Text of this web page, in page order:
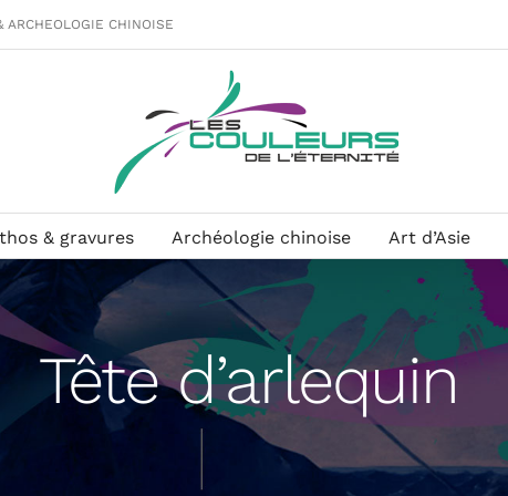
ARCHEOLOGIE CHINOISE
& gravures Archéologie chinoise Art d’Asie
Tête d’arlequin